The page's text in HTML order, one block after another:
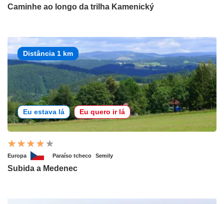
Caminhe ao longo da trilha Kamenický
Distância 1 km
Eu estava lá Eu quero ir lá
Europa Paraíso tcheco Semily
Subida a Medenec